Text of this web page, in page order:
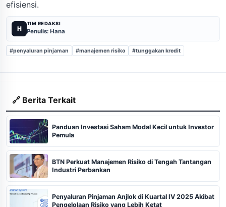
efisiensi.
H
TIM REDAKSI
Penulis: Hana
#penyaluran pinjaman #manajemen risiko #tunggakan kredit
🔗 Berita Terkait
Panduan Investasi Saham Modal Kecil untuk Investor
Pemula
BTN Perkuat Manajemen Risiko di Tengah Tantangan
Industri Perbankan
Penyaluran Pinjaman Anjlok di Kuartal IV 2025 Akibat
Pengelolaan Risiko yang Lebih Ketat